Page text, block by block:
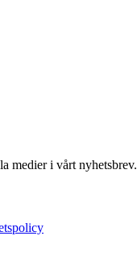
medier i vårt nyhetsbrev.